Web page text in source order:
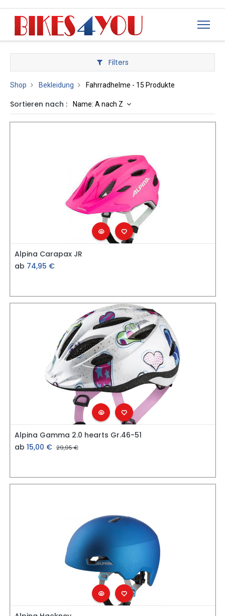
Filters
Shop Bekleidung Fahrradhelme - 15 Produkte
Sortieren nach : Name: A nach Z
Alpina Carapax JR
ab 74,95 €
Alpina Gamma 2.0 hearts Gr.46-51
ab 15,00 € 29,95€